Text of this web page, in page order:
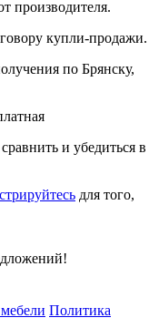
производителя.
купли-продажи.
по Брянску,
и убедиться в
для того,
Политика